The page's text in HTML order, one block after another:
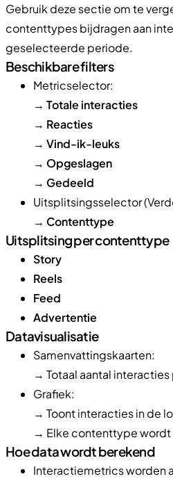
Gebruik deze sectie om te
contenttypes bijdragen aan
geselecteerde periode.
Beschikbare filters
Metricselector:
→ Totale interacties
→ Reacties
→ Vind-ik-leuks
→ Opgeslagen
→ Gedeeld
Uitsplitsingsselector
→ Contenttype
Uitsplitsing per contenttype
Story
Reels
Feed
Advertentie
Datavisualisatie
Samenvattingskaarten:
→ Totaal aantal
Grafiek:
→ Toont interacties in de
→ Elke contenttype wordt
Hoe data wordt berekend
Interactiemetrics worden